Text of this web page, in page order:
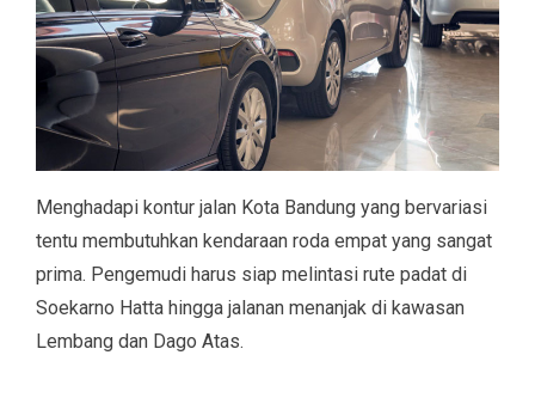
Menghadapi kontur jalan Kota Bandung yang bervariasi
tentu membutuhkan kendaraan roda empat yang sangat
prima. Pengemudi harus siap melintasi rute padat di
Soekarno Hatta hingga jalanan menanjak di kawasan
Lembang dan Dago Atas.